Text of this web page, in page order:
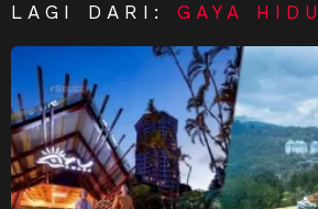
LAGI DARI:GAYA